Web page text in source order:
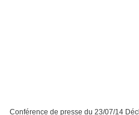
Conférence de presse du 23/07/14